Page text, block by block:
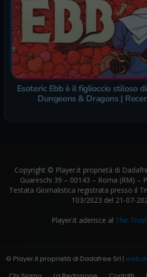
Esoteric Ebb è il figlioccio stiloso
Dungeons & Dragons |
Copyright © Player.it proprietà di
Guareschi 39 – 00143 – Roma (RM) –
Testata Giornalistica registrata presso il
103/2023 del 21-07-
Player.it aderisce al The
© Player.it proprietà di Dadafree Srl |